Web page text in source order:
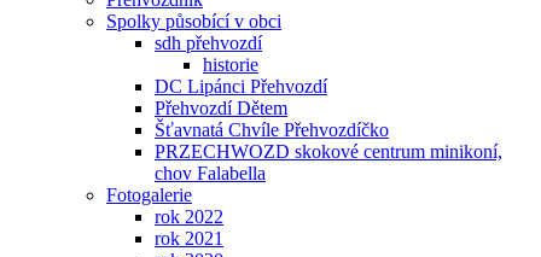
Spolky působící v obci
sdh přehvozdí
historie
DC Lipánci Přehvozdí
Přehvozdí Dětem
Šťavnatá Chvíle Přehvozdíčko
PRZECHWOZD skokové centrum minikoní,
chov Falabella
Fotogalerie
rok 2022
rok 2021